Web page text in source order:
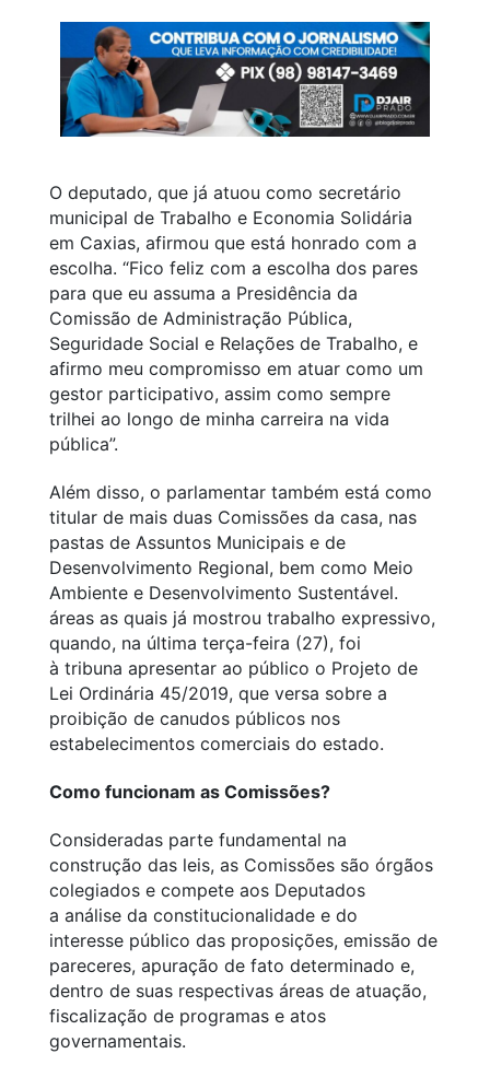
O deputado, que já atuou como secretário
municipal de Trabalho e Economia Solidária
em Caxias, afirmou que está honrado com a
escolha. “Fico feliz com a escolha dos pares
para que eu assuma a Presidência da
Comissão de Administração Pública,
Seguridade Social e Relações de Trabalho, e
afirmo meu compromisso em atuar como um
gestor participativo, assim como sempre
trilhei ao longo de minha carreira na vida
pública”.
Além disso, o parlamentar também está como
titular de mais duas Comissões da casa, nas
pastas de Assuntos Municipais e de
Desenvolvimento Regional, bem como Meio
Ambiente e Desenvolvimento Sustentável.
áreas as quais já mostrou trabalho expressivo,
quando, na última terça-feira (27), foi
à tribuna apresentar ao público o Projeto de
Lei Ordinária 45/2019, que versa sobre a
proibição de canudos públicos nos
estabelecimentos comerciais do estado.
Como funcionam as Comissões?
Consideradas parte fundamental na
construção das leis, as Comissões são órgãos
colegiados e compete aos Deputados
a análise da constitucionalidade e do
interesse público das proposições, emissão de
pareceres, apuração de fato determinado e,
dentro de suas respectivas áreas de atuação,
fiscalização de programas e atos
governamentais.